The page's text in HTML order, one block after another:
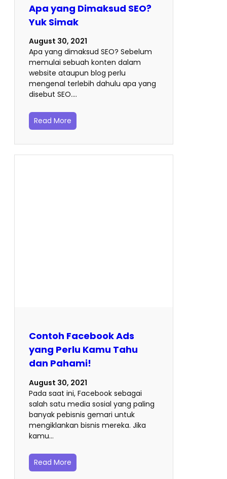
Apa yang Dimaksud SEO?
Yuk Simak
August 30, 2021
Apa yang dimaksud SEO? Sebelum
memulai sebuah konten dalam
website ataupun blog perlu
mengenal terlebih dahulu apa yang
disebut SEO.…
Read More
Contoh Facebook Ads
yang Perlu Kamu Tahu
dan Pahami!
August 30, 2021
Pada saat ini, Facebook sebagai
salah satu media sosial yang paling
banyak pebisnis gemari untuk
mengiklankan bisnis mereka. Jika
kamu…
Read More